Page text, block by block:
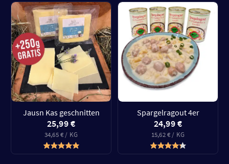
Jausn Kas geschnitten
25,99 €
34,65 € / KG
Spargelragout 4er
24,99 €
15,62 € / KG